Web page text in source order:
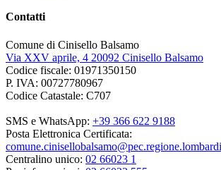
Contatti
Comune di Cinisello Balsamo
Via XXV aprile, 4 20092 Cinisello Balsamo
Codice fiscale: 01971350150
P. IVA: 00727780967
Codice Catastale: C707
SMS e WhatsApp: +39 366 622 9188
Posta Elettronica Certificata:
Centralino unico: 02 66023 1